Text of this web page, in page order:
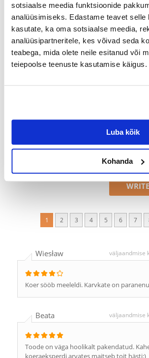
sotsiaalse meedia funktsioonide
analüüsimiseks. Edastame teavet
kasutate, ka oma sotsiaalse meedia,
analüüsipartneritele, kes võivad seda
teabega, mida olete neile esitanud või
teiepoolse teenuste kasutamise käigus.
Luba kõik
Kohanda
Koostisosad
VALGU TÜÜP: Loomse päritoluga
VALGUD (%): 24
Ainult registreeritud FERA.EE kliendid, kes
saavad seda hinnata. Tärnireiting on kõigi
keskmine. Pärast tagasiside töötlemist
kui ka negatiivsed hinnangud.
1 2 3 4 5 6 7
Wiesław väljaandmise
Koer sööb meeleldi. Karvkate on
Beata väljaandmise
Toode on väga hoolikalt pakendatud.
koeraeksperdi arvates maitseb toit hästi:)